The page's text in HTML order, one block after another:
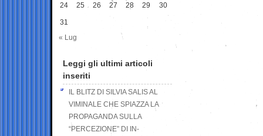
24 25 26 27 28 29 30
31
« Lug
Leggi gli ultimi articoli
inseriti
IL BLITZ DI SILVIA SALIS AL
VIMINALE CHE SPIAZZA LA
PROPAGANDA SULLA
“PERCEZIONE” DI IN-